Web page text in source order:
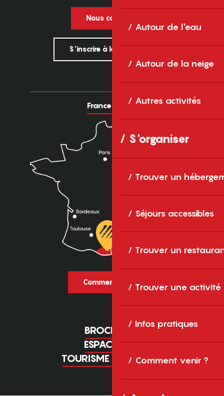
Autour de l'eau
Autour de la neige
Autres activités
S'organiser
Trouver un
Séjours accessibles
Trouver un
Trouver une activité
Infos pratiques
Comment venir ?
Nous contacter
S'inscrire à la newsletter
France Europe
Comment venir ?
BROCHURES
ESPACE PRO
TOURISME D'AFFAIRES